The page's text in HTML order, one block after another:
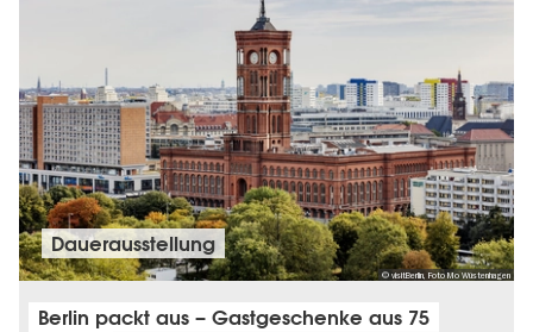
© visitBerlin, Foto Mo Wüstenhagen
Dauer­aus­stel­lung
Berlin packt aus – Gastgeschenke aus 75